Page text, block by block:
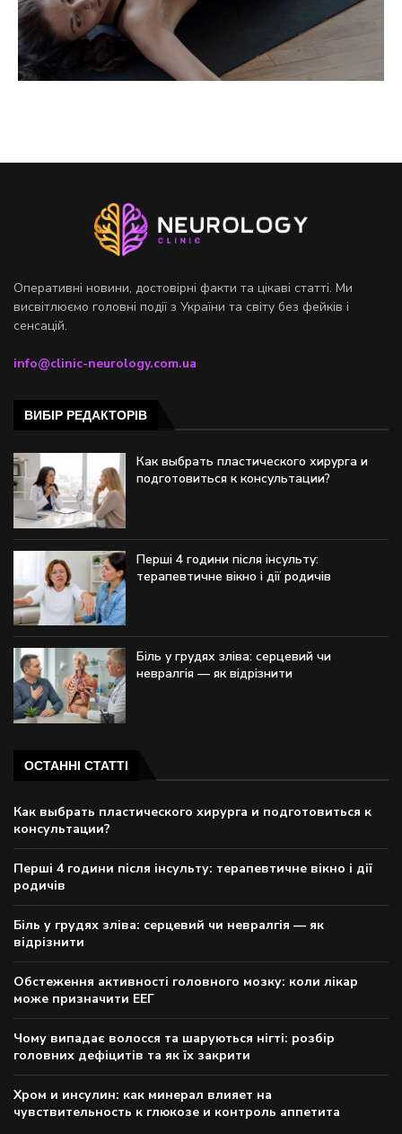
Оперативні новини, достовірні факти та цікаві статті. Ми
висвітлюємо головні події з України та світу без фейків і
сенсацій.
info@clinic-neurology.com.ua
ВИБІР РЕДАКТОРІВ
Как выбрать пластического хирурга и
подготовиться к консультации?
Перші 4 години після інсульту:
терапевтичне вікно і дії родичів
Біль у грудях зліва: серцевий чи
невралгія — як відрізнити
ОСТАННІ СТАТТІ
Как выбрать пластического хирурга и подготовиться к
консультации?
Перші 4 години після інсульту: терапевтичне вікно і дії
родичів
Біль у грудях зліва: серцевий чи невралгія — як
відрізнити
Обстеження активності головного мозку: коли лікар
може призначити ЕЕГ
Чому випадає волосся та шаруються нігті: розбір
головних дефіцитів та як їх закрити
Хром и инсулин: как минерал влияет на
чувствительность к глюкозе и контроль аппетита